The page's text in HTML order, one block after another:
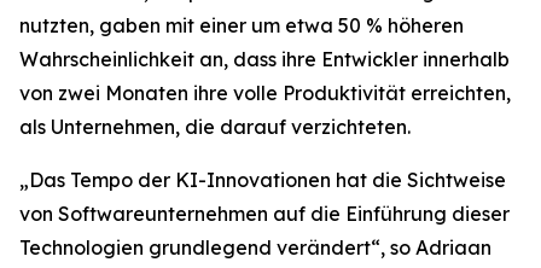
nutzten, gaben mit einer um etwa 50 % höheren
Wahrscheinlichkeit an, dass ihre Entwickler innerhalb
von zwei Monaten ihre volle Produktivität erreichten,
als Unternehmen, die darauf verzichteten.
„Das Tempo der KI-Innovationen hat die Sichtweise
von Softwareunternehmen auf die Einführung dieser
Technologien grundlegend verändert“, so Adriaan